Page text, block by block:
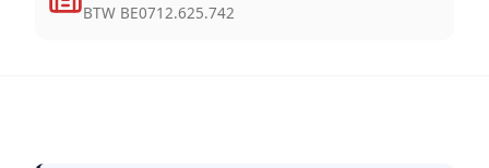
BTW BE0712.625.742